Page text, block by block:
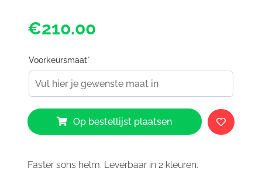
€210.00
Voorkeursmaat*
Yamaha
Faster
Sons
Helmet
Op bestellijst plaatsen
Faster sons helm. Leverbaar in 2 kleuren.